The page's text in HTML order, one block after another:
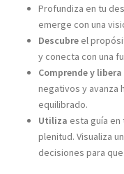
Profundiza en tu
emerge con una
Descubre el
y conecta con una
Comprende y libera
negativos y avanza
equilibrado.
Utiliza esta guía en
plenitud. Visualiza
decisiones para